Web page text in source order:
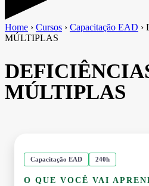
Home › Cursos › Capacitação EAD ›
MÚLTIPLAS
MÚLTIPLAS
Capacitação EAD 240h
O QUE VOCÊ VAI